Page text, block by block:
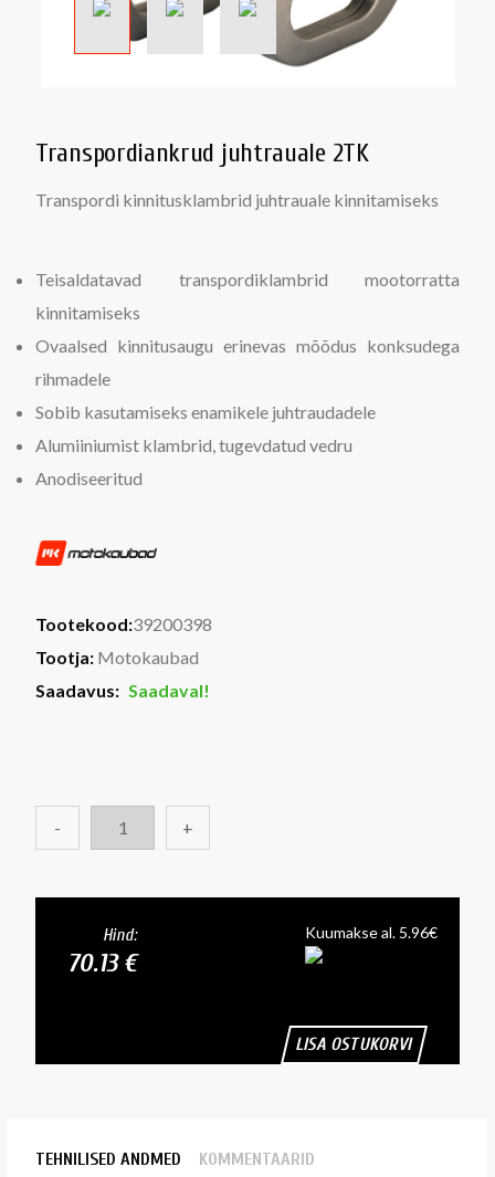
Transpordiankrud juhtrauale 2TK
Transpordi kinnitusklambrid juhtrauale kinnitamiseks
Teisaldatavad transpordiklambrid mootorratta
kinnitamiseks
Ovaalsed kinnitusaugu erinevas mõõdus konksudega
rihmadele
Sobib kasutamiseks enamikele juhtraudadele
Alumiiniumist klambrid, tugevdatud vedru
Anodiseeritud
Tootekood:39200398
Tootja: Motokaubad
Saadavus: Saadaval!
- +
Hind:
70.13 €
Kuumakse al. 5.96€
LISA OSTUKORVI
TEHNILISED ANDMED KOMMENTAARID